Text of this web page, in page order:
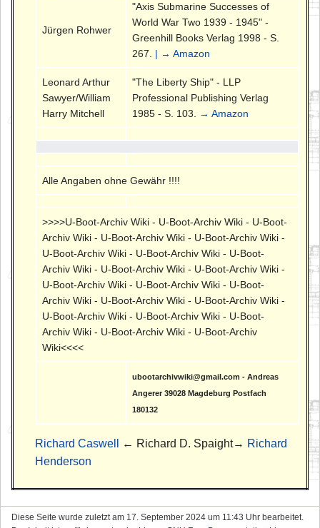
Jürgen Rohwer
"Axis Submarine Successes of
World War Two 1939 - 1945" -
Greenhill Books Verlag 1998 - S.
267. | → Amazon
Leonard Arthur
Sawyer/William
Harry Mitchell
"The Liberty Ship" - LLP
Professional Publishing Verlag
1985 - S. 103.
→ Amazon
Alle Angaben ohne Gewähr !!!!
>>>>U-Boot-Archiv Wiki - U-Boot-Archiv Wiki - U-Boot-
Archiv Wiki - U-Boot-Archiv Wiki - U-Boot-Archiv Wiki -
U-Boot-Archiv Wiki - U-Boot-Archiv Wiki - U-Boot-
Archiv Wiki - U-Boot-Archiv Wiki - U-Boot-Archiv Wiki -
U-Boot-Archiv Wiki - U-Boot-Archiv Wiki - U-Boot-
Archiv Wiki - U-Boot-Archiv Wiki - U-Boot-Archiv Wiki -
U-Boot-Archiv Wiki - U-Boot-Archiv Wiki - U-Boot-
Archiv Wiki - U-Boot-Archiv Wiki - U-Boot-Archiv
Wiki<<<<
ubootarchivwiki@gmail.com - Andreas
Angerer 39028 Magdeburg Postfach
180132
Richard Caswell ← Richard D. Spaight→ Richard
Henderson
Diese Seite wurde zuletzt am 17. September 2024 um 11:43 Uhr bearbeitet.